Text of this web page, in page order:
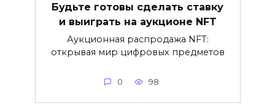
Будьте готовы сделать ставку
и выиграть на аукционе NFT
Аукционная распродажа NFT:
открывая мир цифровых предметов
0 98